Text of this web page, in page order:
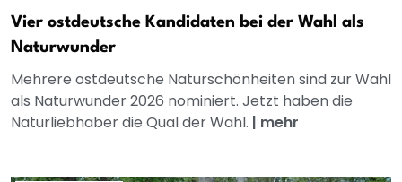
Vier ostdeutsche Kandidaten bei der Wahl als
Naturwunder
Mehrere ostdeutsche Naturschönheiten sind zur Wahl
als Naturwunder 2026 nominiert. Jetzt haben die
Naturliebhaber die Qual der Wahl. | mehr